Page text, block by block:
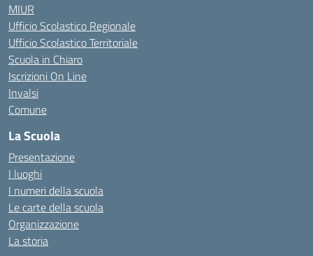
MIUR
Ufficio Scolastico Regionale
Ufficio Scolastico Territoriale
Scuola in Chiaro
Iscrizioni On Line
Invalsi
Comune
La Scuola
Presentazione
I luoghi
I numeri della scuola
Le carte della scuola
Organizzazione
La storia